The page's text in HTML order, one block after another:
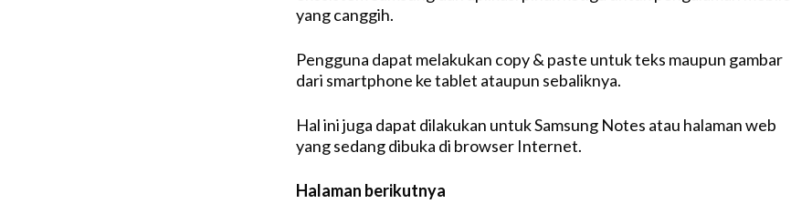
yang canggih.
Pengguna dapat melakukan copy & paste untuk teks maupun gambar
dari smartphone ke tablet ataupun sebaliknya.
Hal ini juga dapat dilakukan untuk Samsung Notes atau halaman web
yang sedang dibuka di browser Internet.
Halaman berikutnya